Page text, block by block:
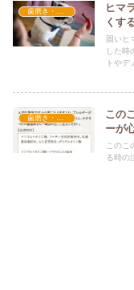
ヒマ
くす
固いヒ
した時
トやデ
この
ーが
このこ
る時の